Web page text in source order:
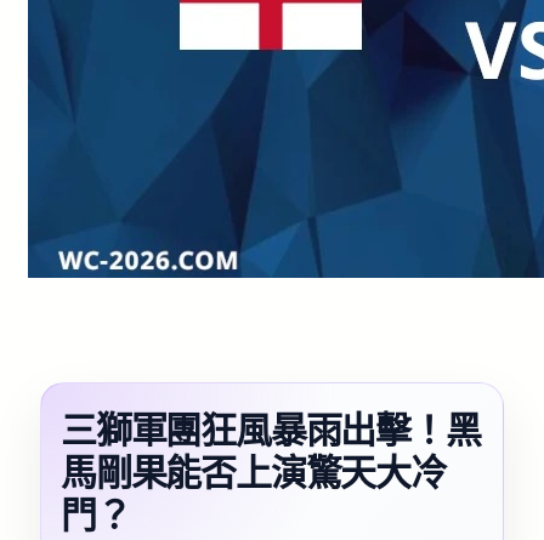
三獅軍團狂風暴雨出擊！黑
馬剛果能否上演驚天大冷
門？